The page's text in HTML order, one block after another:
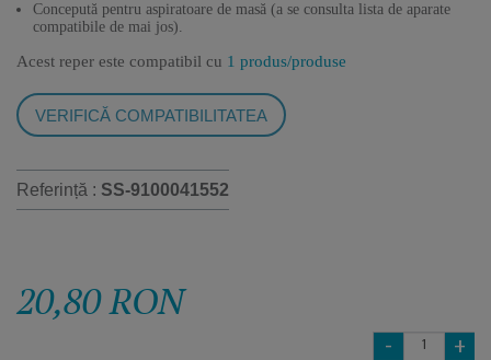
Concepută pentru aspiratoare de masă (a se consulta lista de aparate
compatibile de mai jos).
Acest reper este compatibil cu 1 produs/produse
VERIFICĂ COMPATIBILITATEA
Referință : SS-9100041552
20,80 RON
- +